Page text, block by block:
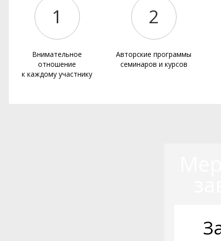
1
Внимательное
отношение
к каждому участнику
2
Авторские программы
семинаров и курсов